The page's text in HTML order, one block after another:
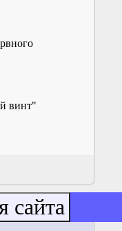
винт"
13.07.2012 08:09